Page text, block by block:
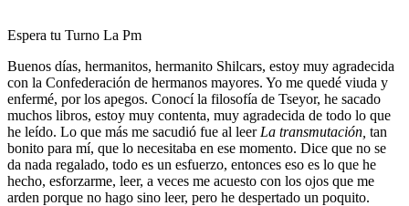
Espera tu Turno La Pm
Buenos días, hermanitos, hermanito Shilcars, estoy muy agradecida
con la Confederación de hermanos mayores. Yo me quedé viuda y
enfermé, por los apegos. Conocí la filosofía de Tseyor, he sacado
muchos libros, estoy muy contenta, muy agradecida de todo lo que
he leído. Lo que más me sacudió fue al leer La transmutación, tan
bonito para mí, que lo necesitaba en ese momento. Dice que no se
da nada regalado, todo es un esfuerzo, entonces eso es lo que he
hecho, esforzarme, leer, a veces me acuesto con los ojos que me
arden porque no hago sino leer, pero he despertado un poquito.